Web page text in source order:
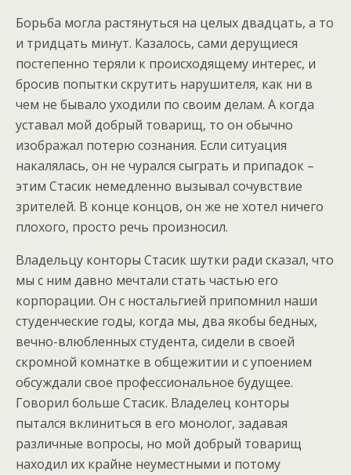
Борьба могла растянуться на целых двадцать, а то
и тридцать минут. Казалось, сами дерущиеся
постепенно теряли к происходящему интерес, и
бросив попытки скрутить нарушителя, как ни в
чем не бывало уходили по своим делам. А когда
уставал мой добрый товарищ, то он обычно
изображал потерю сознания. Если ситуация
накалялась, он не чурался сыграть и припадок –
этим Стасик немедленно вызывал сочувствие
зрителей. В конце концов, он же не хотел ничего
плохого, просто речь произносил.
Владельцу конторы Стасик шутки ради сказал, что
мы с ним давно мечтали стать частью его
корпорации. Он с ностальгией припомнил наши
студенческие годы, когда мы, два якобы бедных,
вечно-влюбленных студента, сидели в своей
скромной комнатке в общежитии и с упоением
обсуждали свое профессиональное будущее.
Говорил больше Стасик. Владелец конторы
пытался вклиниться в его монолог, задавая
различные вопросы, но мой добрый товарищ
находил их крайне неуместными и потому